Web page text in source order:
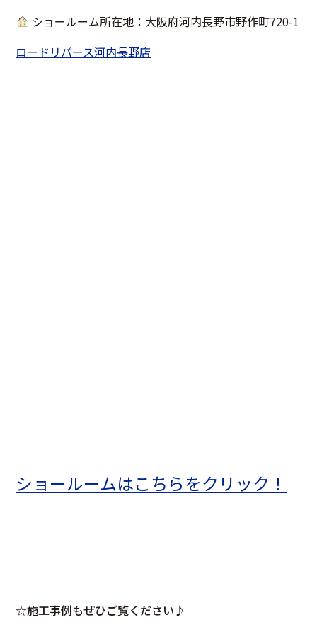
ショールーム所在地：大阪府河内長野市野作町720-1
ロードリバース河内長野店
ショールームはこちらをクリック！
☆施工事例もぜひご覧ください♪